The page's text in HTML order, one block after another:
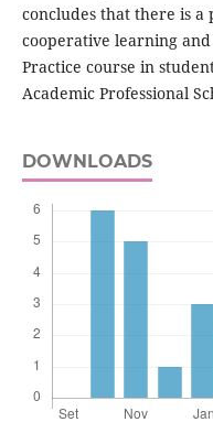
concludes that there is
cooperative learning
Practice course in
Academic Professional
DOWNLOADS